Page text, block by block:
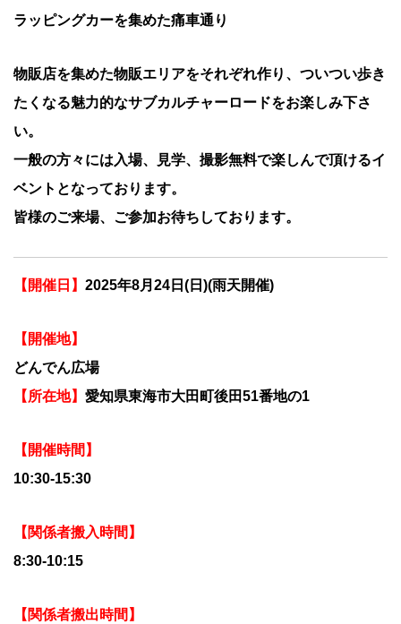
ラッピングカーを集めた痛車通り
物販店を集めた物販エリアをそれぞれ作り、ついつい歩き
たくなる魅力的なサブカルチャーロードをお楽しみ下さ
い。
一般の方々には入場、見学、撮影無料で楽しんで頂けるイ
ベントとなっております。
皆様のご来場、ご参加お待ちしております。
【開催日】 2025年8月24日(日)(雨天開催)
【開催地】
どんでん広場
【所在地】 愛知県東海市大田町後田51番地の1
【開催時間】
10:30-15:30
【関係者搬入時間】
8:30-10:15
【関係者搬出時間】